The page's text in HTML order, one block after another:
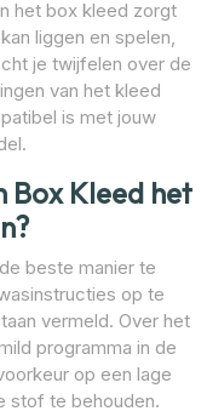
het box kleed zorgt
liggen en spelen,
je twijfelen over de
van het kleed
is met jouw
Box Kleed het
beste manier te
op te
vermeld. Over het
programma in de
op een lage
stof te behouden.